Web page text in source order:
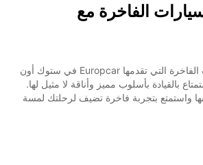
الفاخرة مع
تأكد من تجربة السيارات الفاخرة التي تقدمها Europcar في ستوك أون
بالقيادة بأسلوب مميز وأناقة لا مثيل لها.
بها واستمتع بتجربة فاخرة تضيف لرحلتك لمسة